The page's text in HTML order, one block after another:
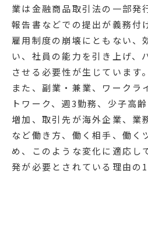
業は金融商品取引法の一部発
報告書などでの提出が義務付
雇用制度の崩壊にともない、
い、社員の能力を引き上げ、
させる必要性が生じています。
また、副業・兼業、ワークラ
トワーク、週3勤務、少子高
増加、取引先が海外企業、業
など働き方、働く相手、働く
め、このような変化に適応し
発が必要とされている理由の